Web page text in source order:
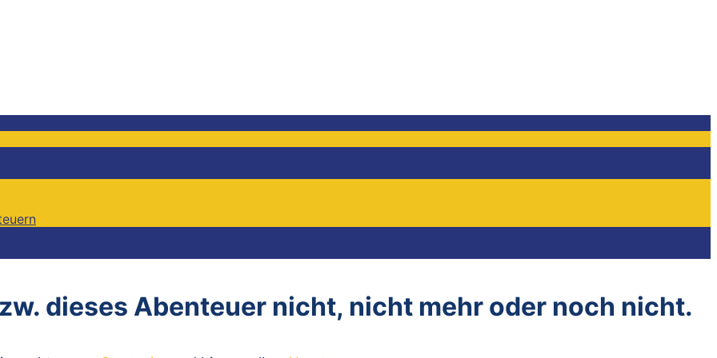
dieses Abenteuer nicht, nicht mehr oder noch nicht.